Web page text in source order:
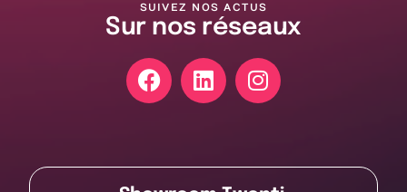
SUIVEZ NOS ACTUS
Sur nos réseaux